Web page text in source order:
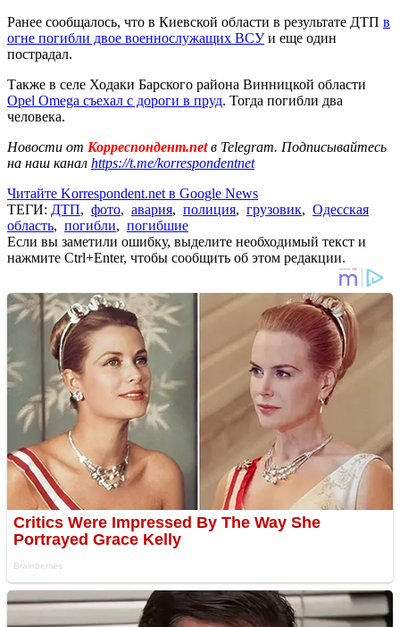
Ранее сообщалось, что в Киевской области в результате ДТП в
огне погибли двое военнослужащих ВСУи еще один
пострадал.
Также в селе Ходаки Барского района Винницкой области
Opel Omega съехал с дороги в пруд. Тогда погибли два
человека.
Новости от Корреспондент.netв Telegram. Подписывайтесь
на наш канал https://t.me/korrespondentnet
Читайте Korrespondent.net в Google News
ТЕГИ: ДТП, фото, авария, полиция, грузовик, Одесская
область, погибли, погибшие
Если вы заметили ошибку, выделите необходимый текст и
нажмите Ctrl+Enter, чтобы сообщить об этом редакции.